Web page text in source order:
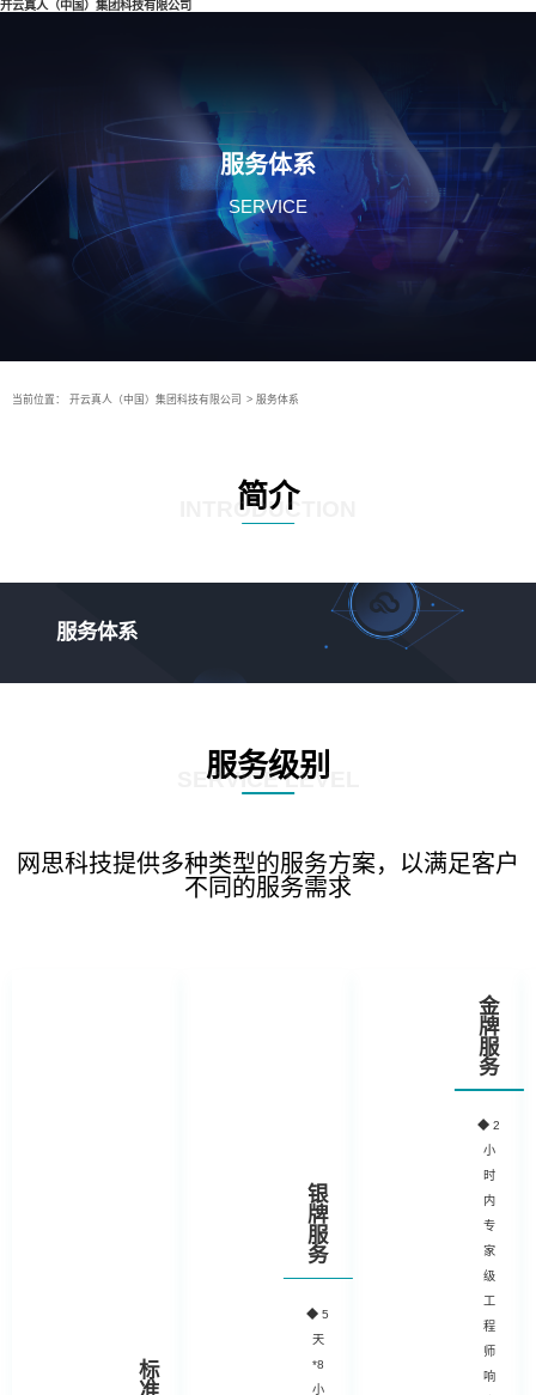
开云真人（中国）集团科技有限公司
服务体系
SERVICE
当前位置： 开云真人（中国）集团科技有限公司 > 服务体系
简介
INTRODUCTION
服务体系
服务级别
SERVICE LEVEL
网思科技提供多种类型的服务方案，以满足客户
不同的服务需求
标
银
牌
服
务
◆5
天
*8
小
金
牌
服
务
◆2
小
时
内
专
家
级
工
程
师
响